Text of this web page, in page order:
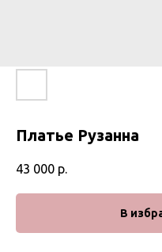
Платье Рузанна
43 000 р.
В